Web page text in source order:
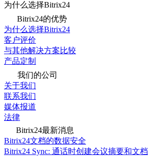
为什么选择Bitrix24
Bitrix24的优势
为什么选择Bitrix24
客户评价
与其他解决方案比较
产品定制
我们的公司
关于我们
联系我们
媒体报道
法律
Bitrix24最新消息
Bitrix24文档的数据安全
Bitrix24 Sync: 通话时创建会议摘要和文档